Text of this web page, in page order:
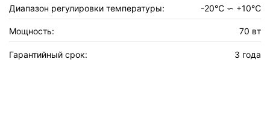
Диапазон регулировки температуры: -20℃ ∽ +10℃
Мощность: 70 вт
Гарантийный срок: 3 года